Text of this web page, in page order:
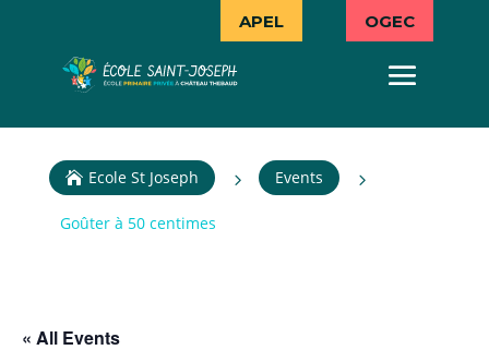
APEL OGEC
 Ecole St Joseph 5 Events 5
Goûter à 50 centimes
« All Events